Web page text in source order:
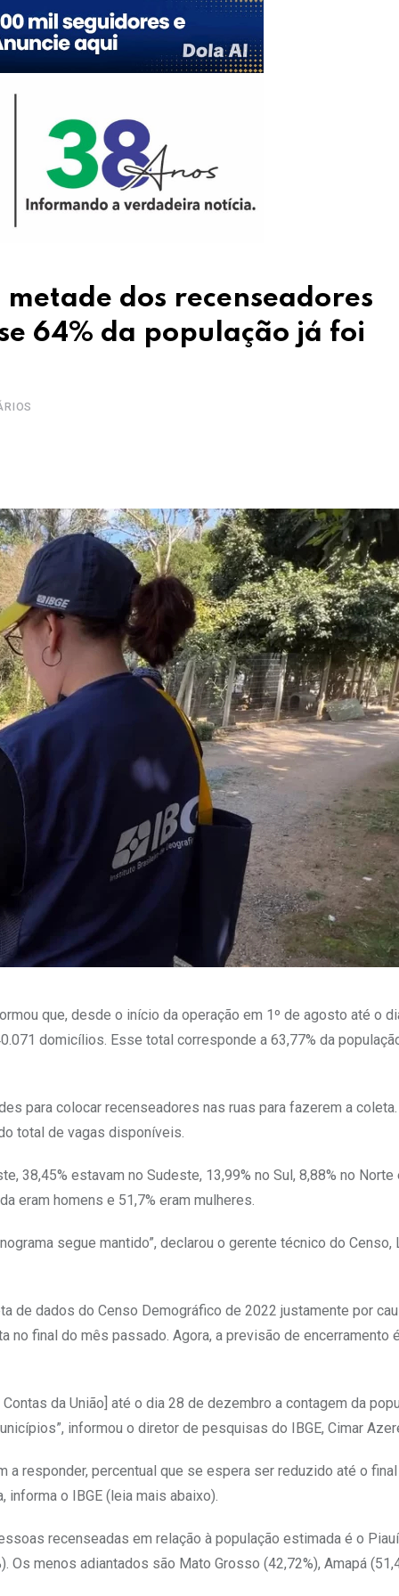
dos recenseadores
64% da população já foi
que, desde o início da operação em 1º de agosto até o
domicílios. Esse total corresponde a 63,77% da
para colocar recenseadores nas ruas para fazerem a
total de vagas disponíveis.
38,45% estavam no Sudeste, 13,99% no Sul, 8,88% no Norte
eram homens e 51,7% eram mulheres.
segue mantido”, declarou o gerente técnico do Censo,
de dados do Censo Demográfico de 2022 justamente por
no final do mês passado. Agora, a previsão de encerramento
da União] até o dia 28 de dezembro a contagem da
informou o diretor de pesquisas do IBGE, Cimar
a responder, percentual que se espera ser reduzido até o
o IBGE (leia mais abaixo).
recenseadas em relação à população estimada é o
Os menos adiantados são Mato Grosso (42,72%), Amapá